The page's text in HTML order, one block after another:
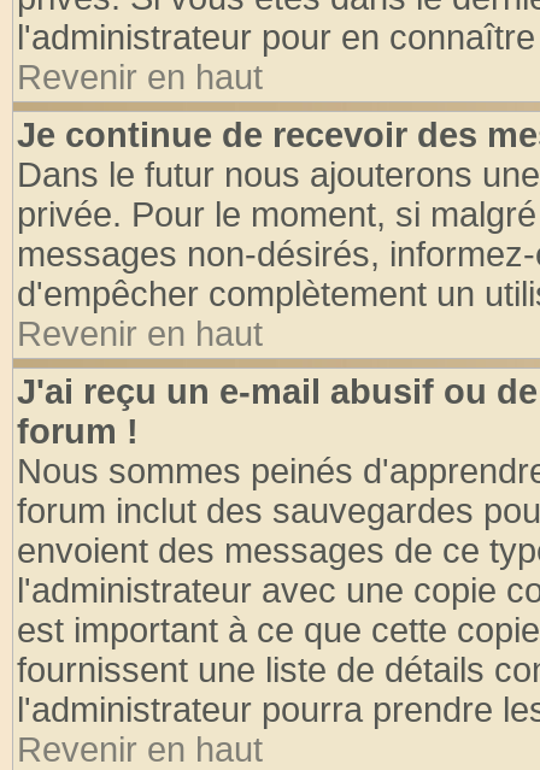
l'administrateur pour en
Revenir en haut
Je continue de recevoir des
Dans le futur nous ajouterons
privée. Pour le moment, si
messages non-désirés,
d'empêcher complètement un
Revenir en haut
J'ai reçu un e-mail abusif ou
forum !
Nous sommes peinés
forum inclut des sauvegardes
envoient des messages de ce
l'administrateur avec une copie
est important à ce que cette
fournissent une liste de détails
l'administrateur pourra prendre
Revenir en haut